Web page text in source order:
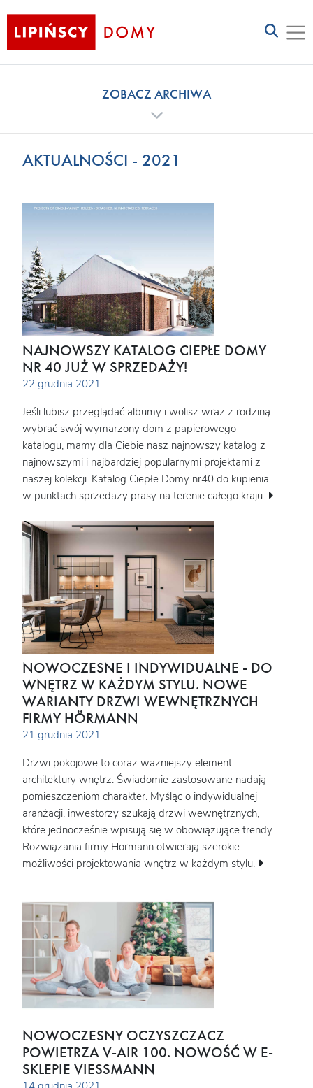
ZOBACZ ARCHIWA
AKTUALNOŚCI - 2021
NAJNOWSZY KATALOG CIEPŁE DOMY
NR 40 JUŻ W SPRZEDAŻY!
22 grudnia 2021
Jeśli lubisz przeglądać albumy i wolisz wraz z rodziną
wybrać swój wymarzony dom z papierowego
katalogu, mamy dla Ciebie nasz najnowszy katalog z
najnowszymi i najbardziej popularnymi projektami z
naszej kolekcji. Katalog Ciepłe Domy nr40 do kupienia
w punktach sprzedaży prasy na terenie całego kraju.
NOWOCZESNE I INDYWIDUALNE - DO
WNĘTRZ W KAŻDYM STYLU. NOWE
WARIANTY DRZWI WEWNĘTRZNYCH
FIRMY HÖRMANN
21 grudnia 2021
Drzwi pokojowe to coraz ważniejszy element
architektury wnętrz. Świadomie zastosowane nadają
pomieszczeniom charakter. Myśląc o indywidualnej
aranżacji, inwestorzy szukają drzwi wewnętrznych,
które jednocześnie wpisują się w obowiązujące trendy.
Rozwiązania firmy Hörmann otwierają szerokie
możliwości projektowania wnętrz w każdym stylu.
NOWOCZESNY OCZYSZCZACZ
POWIETRZA V-AIR 100. NOWOŚĆ W E-
SKLEPIE VIESSMANN